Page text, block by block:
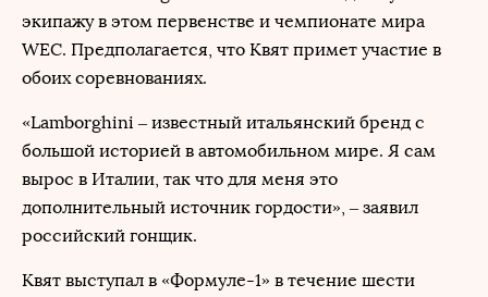
экипажу в этом первенстве и чемпионате мира
WEC. Предполагается, что Квят примет участие в
обоих соревнованиях.
«Lamborghini – известный итальянский бренд с
большой историей в автомобильном мире. Я сам
вырос в Италии, так что для меня это
дополнительный источник гордости», – заявил
российский гонщик.
Квят выступал в «Формуле-1» в течение шести